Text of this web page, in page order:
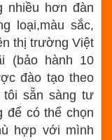
nhiều hơn đàn
loại,màu sắc,
thị trường Việt
(bảo hành 10
đào tạo theo
tôi sẵn sàng tư
để có thể chọn
hợp với mình